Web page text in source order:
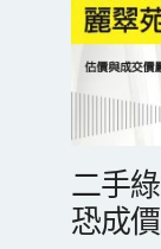
二手
恐成